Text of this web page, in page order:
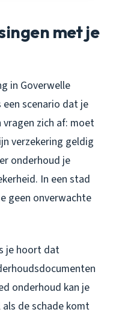
met je
in Goverwelle
scenario dat je
zich af: moet
verzekering geldig
onderhoud je
In een stad
geen onverwachte
je hoort dat
onderhoud kan je
de schade komt